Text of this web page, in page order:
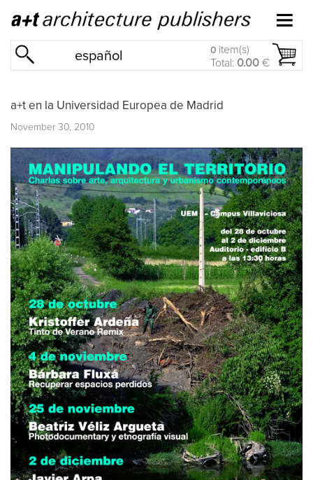
español 0 item(s)
Total: 0.00 €
a+t en la Universidad Europea de Madrid
November 30, 2010